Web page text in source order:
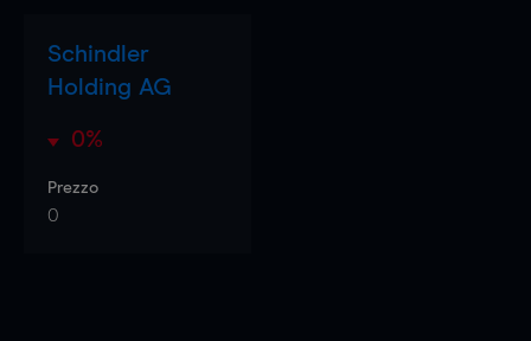
Schindler
Holding AG
0%
Prezzo
0